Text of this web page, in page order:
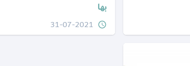
بها
query_builder
31-07-2021